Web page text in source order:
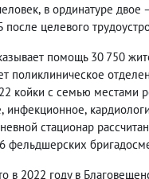
, в ординатуре двое
целевого
помощь 30 750
поликлиническое
койки с семью местами
, инфекционное,
стационар
фельдшерских
в 2022 году в